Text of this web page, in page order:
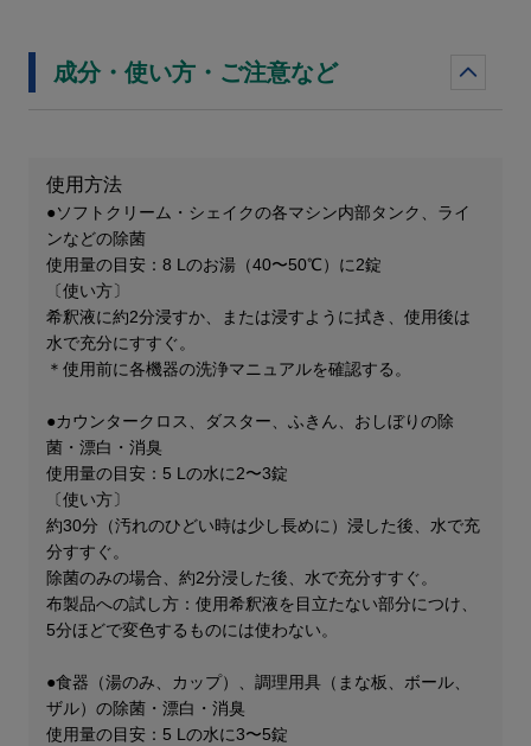
成分・使い方・ご注意など
使用方法
●ソフトクリーム・シェイクの各マシン内部タンク、ライ
ンなどの除菌
使用量の目安：8 Lのお湯（40〜50℃）に2錠
〔使い方〕
希釈液に約2分浸すか、または浸すように拭き、使用後は
水で充分にすすぐ。
＊使用前に各機器の洗浄マニュアルを確認する。
●カウンタークロス、ダスター、ふきん、おしぼりの除
菌・漂白・消臭
使用量の目安：5 Lの水に2〜3錠
〔使い方〕
約30分（汚れのひどい時は少し長めに）浸した後、水で充
分すすぐ。
除菌のみの場合、約2分浸した後、水で充分すすぐ。
布製品への試し方：使用希釈液を目立たない部分につけ、
5分ほどで変色するものには使わない。
●食器（湯のみ、カップ）、調理用具（まな板、ボール、
ザル）の除菌・漂白・消臭
使用量の目安：5 Lの水に3〜5錠